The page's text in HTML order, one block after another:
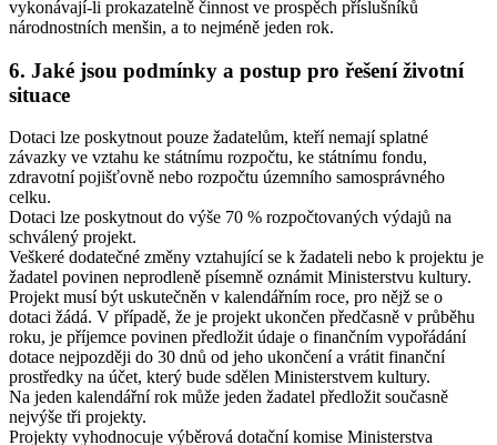
vykonávají-li prokazatelně činnost ve prospěch příslušníků
národnostních menšin, a to nejméně jeden rok.
6. Jaké jsou podmínky a postup pro řešení životní
situace
Dotaci lze poskytnout pouze žadatelům, kteří nemají splatné
závazky ve vztahu ke státnímu rozpočtu, ke státnímu fondu,
zdravotní pojišťovně nebo rozpočtu územního samosprávného
celku.
Dotaci lze poskytnout do výše 70 % rozpočtovaných výdajů na
schválený projekt.
Veškeré dodatečné změny vztahující se k žadateli nebo k projektu je
žadatel povinen neprodleně písemně oznámit Ministerstvu kultury.
Projekt musí být uskutečněn v kalendářním roce, pro nějž se o
dotaci žádá. V případě, že je projekt ukončen předčasně v průběhu
roku, je příjemce povinen předložit údaje o finančním vypořádání
dotace nejpozději do 30 dnů od jeho ukončení a vrátit finanční
prostředky na účet, který bude sdělen Ministerstvem kultury.
Na jeden kalendářní rok může jeden žadatel předložit současně
nejvýše tři projekty.
Projekty vyhodnocuje výběrová dotační komise Ministerstva